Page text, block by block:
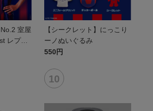
室屋
レプリ
【シークレット】にっこり
ーノぬいぐるみ
550円